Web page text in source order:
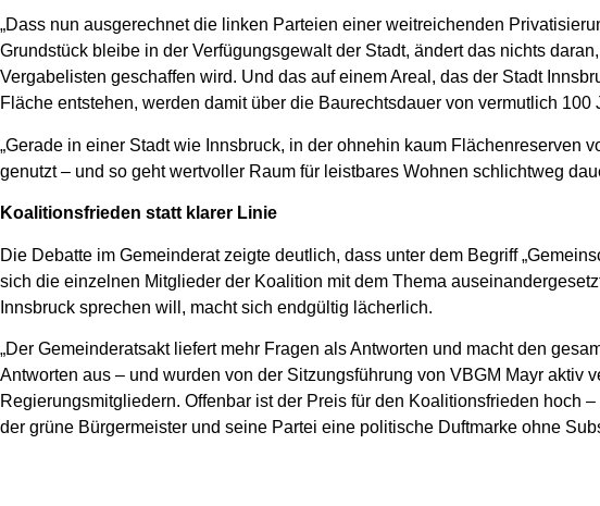
„Dass nun ausgerechnet die linken Parteien einer weitreichenden
Grundstück bleibe in der Verfügungsgewalt der Stadt, ändert das nichts
Vergabelisten geschaffen wird. Und das auf einem Areal, das der Stadt
Fläche entstehen, werden damit über die Baurechtsdauer von vermutlich
„Gerade in einer Stadt wie Innsbruck, in der ohnehin kaum
genutzt – und so geht wertvoller Raum für leistbares Wohnen schlichtweg
Koalitionsfrieden statt klarer Linie
Die Debatte im Gemeinderat zeigte deutlich, dass unter dem Begriff
sich die einzelnen Mitglieder der Koalition mit dem Thema
Innsbruck sprechen will, macht sich endgültig lächerlich.
„Der Gemeinderatsakt liefert mehr Fragen als Antworten und macht den
Antworten aus – und wurden von der Sitzungsführung von VBGM Mayr
Regierungsmitgliedern. Offenbar ist der Preis für den Koalitionsfrieden
der grüne Bürgermeister und seine Partei eine politische Duftmarke ohne